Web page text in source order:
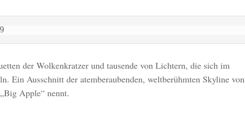
der Wolkenkratzer und tausende von Lichtern, die sich im
Ein Ausschnitt der atemberaubenden, weltberühmten Skyline von
Apple“ nennt.